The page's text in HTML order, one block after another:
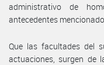
administrativo de
antecedentes
Que las facultades del
actuaciones, surgen de